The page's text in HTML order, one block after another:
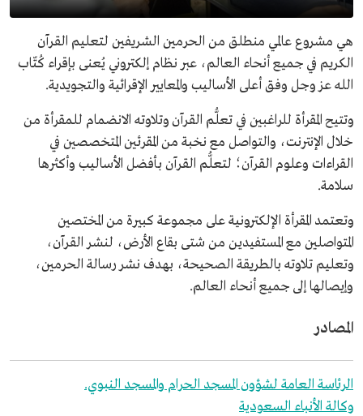
هي مشروع عالمي منطلق من الحرمين الشريفين لتعليم القرآن
الكريم في جميع أنحاء العالم، عبر نظام إلكتروني يُعنى بإقراء كُتّاب
الله عز وجل وفق أعلى الأساليب والمعايير الإقرائية والتجويدية.
وتتيح المقرأة للراغبين في تعلُّم القرآن وتلاوته الانضمام للمقرأة من
خلال الإنترنت، والتواصل مع نخبة من المقرئين المتخصصين في
القراءات وعلوم القرآن؛ لتعلُّم القرآن بأفضل الأساليب وأكثرها
سلامة.
وتعتمد المقرأة الإلكترونية على مجموعة كبيرة من المختصين
المتواصلين مع المستفيدين من شتى بقاع الأرض، لنشر القرآن،
وتعليم تلاوته بالطريقة الصحيحة، بهدف نشر رسالة الحرمين،
وإيصالها إلى جميع أنحاء العالم.
المصادر
الرئاسة العامة لشؤون المسجد الحرام والمسجد النبوي.
وكالة الأنباء السعودية